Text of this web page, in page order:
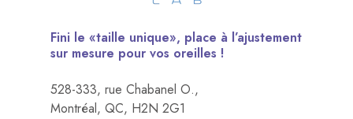
Fini le «taille unique», place à l’ajustement
sur mesure pour vos oreilles !
528-333, rue Chabanel O.,
Montréal, QC, H2N 2G1